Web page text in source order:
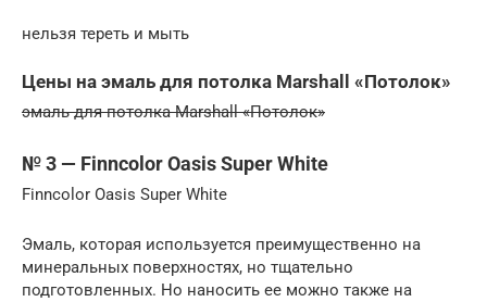
нельзя тереть и мыть
Цены на эмаль для потолка Marshall «Потолок»
эмаль для потолка Marshall «Потолок»
№ 3 — Finncolor Oasis Super White
Finncolor Oasis Super White
Эмаль, которая используется преимущественно на
минеральных поверхностях, но тщательно
подготовленных. Но наносить ее можно также на